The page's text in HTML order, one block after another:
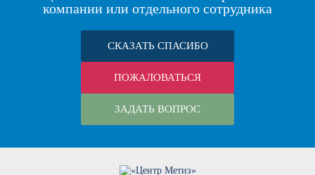
компании или отдельного сотрудника
СКАЗАТЬ СПАСИБО
ПОЖАЛОВАТЬСЯ
ЗАДАТЬ ВОПРОС